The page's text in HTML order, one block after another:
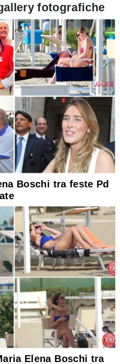
fotografiche
Boschi tra feste Pd
Elena Boschi tra